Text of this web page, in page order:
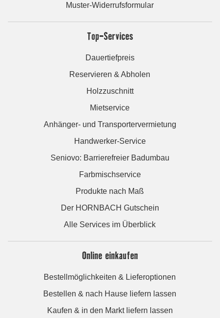
Muster-Widerrufsformular
Top-Services
Dauertiefpreis
Reservieren & Abholen
Holzzuschnitt
Mietservice
Anhänger- und Transportervermietung
Handwerker-Service
Seniovo: Barrierefreier Badumbau
Farbmischservice
Produkte nach Maß
Der HORNBACH Gutschein
Alle Services im Überblick
Online einkaufen
Bestellmöglichkeiten & Lieferoptionen
Bestellen & nach Hause liefern lassen
Kaufen & in den Markt liefern lassen